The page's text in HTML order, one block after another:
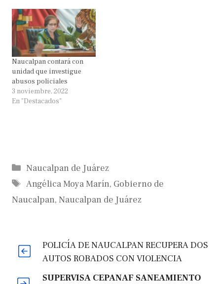
Naucalpan contará con
unidad que investigue
abusos policiales
3 noviembre, 2022
En "Destacados"
Categorías
Naucalpan de Juárez
Etiquetas
Angélica Moya Marín, Gobierno de
Naucalpan, Naucalpan de Juárez
POLICÍA DE NAUCALPAN RECUPERA DOS
AUTOS ROBADOS CON VIOLENCIA
SUPERVISA CEPANAF SANEAMIENTO